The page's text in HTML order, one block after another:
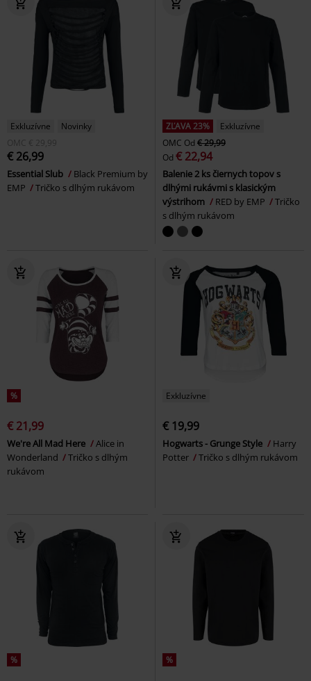
Exkluzívne
Novinky
OMC € 29,99
€ 26,99
Essential Slub
Black Premium by
EMP
Tričko s dlhým rukávom
ZĽAVA 23%
Exkluzívne
OMC Od € 29,99
Od € 22,94
Balenie 2 ks čiernych topov s
dlhými rukávmi s klasickým
výstrihom
RED by EMP
Tričko
s dlhým rukávom
%
€ 21,99
We're All Mad Here
Alice in
Wonderland
Tričko s dlhým
rukávom
Exkluzívne
€ 19,99
Hogwarts - Grunge Style
Harry
Potter
Tričko s dlhým rukávom
% %